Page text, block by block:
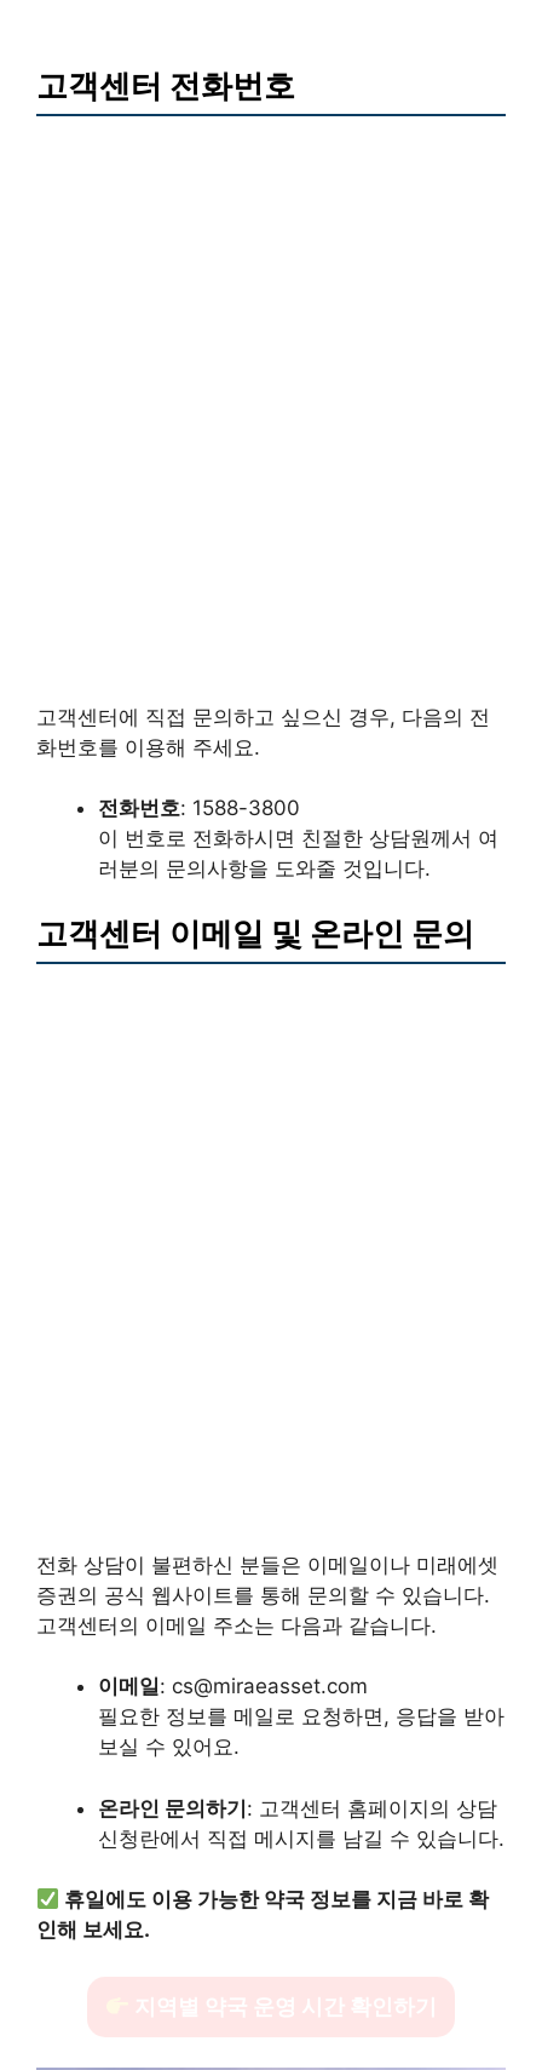
고객센터 전화번호
고객센터에 직접 문의하고 싶으신 경우, 다음의 전
화번호를 이용해 주세요.
전화번호: 1588-3800
이 번호로 전화하시면 친절한 상담원께서 여
러분의 문의사항을 도와줄 것입니다.
고객센터 이메일 및 온라인 문의
전화 상담이 불편하신 분들은 이메일이나 미래에셋
증권의 공식 웹사이트를 통해 문의할 수 있습니다.
고객센터의 이메일 주소는 다음과 같습니다.
이메일: cs@miraeasset.com
필요한 정보를 메일로 요청하면, 응답을 받아
보실 수 있어요.
온라인 문의하기: 고객센터 홈페이지의 상담
신청란에서 직접 메시지를 남길 수 있습니다.
휴일에도 이용 가능한 약국 정보를 지금 바로 확
인해 보세요.
지역별 약국 운영 시간 확인하기